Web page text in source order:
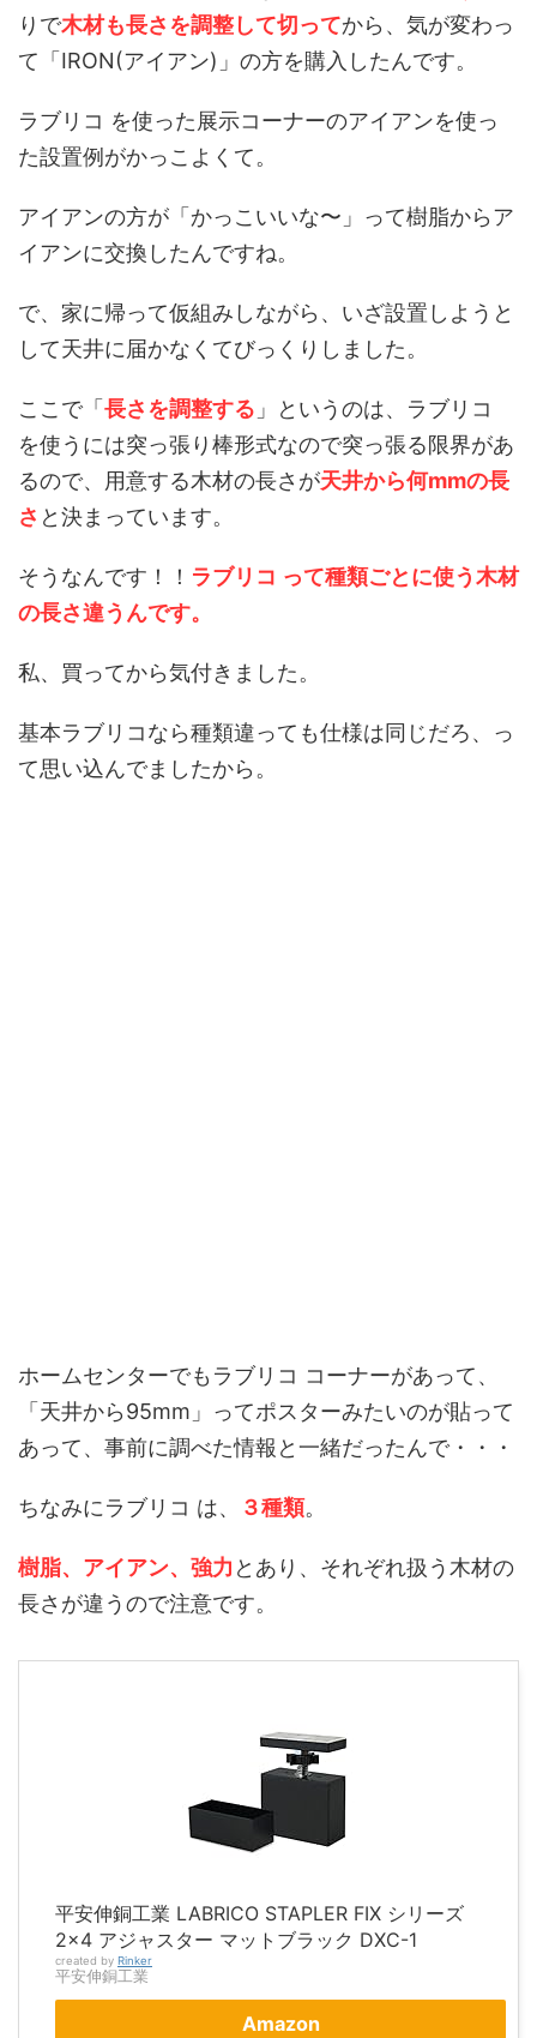
りで木材も長さを調整して切ってから、気が変わっ
て「IRON(アイアン)」の方を購入したんです。
ラブリコ を使った展示コーナーのアイアンを使っ
た設置例がかっこよくて。
アイアンの方が「かっこいいな〜」って樹脂からア
イアンに交換したんですね。
で、家に帰って仮組みしながら、いざ設置しようと
して天井に届かなくてびっくりしました。
ここで「 長さを調整する 」というのは、ラブリコ
を使うには突っ張り棒形式なので突っ張る限界があ
るので、用意する木材の長さが天井から何mmの長
さ と決まっています。
そうなんです！！ ラブリコ って種類ごとに使う木材
の長さ違うんです。
私、買ってから気付きました。
基本ラブリコなら種類違っても仕様は同じだろ、っ
て思い込んでましたから。
ホームセンターでもラブリコ コーナーがあって、
「天井から95mm」ってポスターみたいのが貼って
あって、事前に調べた情報と一緒だったんで・・・
ちなみにラブリコ は、 ３種類。
樹脂、アイアン、強力 とあり、それぞれ扱う木材の
長さが違うので注意です。
平安伸銅工業 LABRICO STAPLER FIX シリーズ
2×4 アジャスター マットブラック DXC-1
created by Rinker
平安伸銅工業
Amazon